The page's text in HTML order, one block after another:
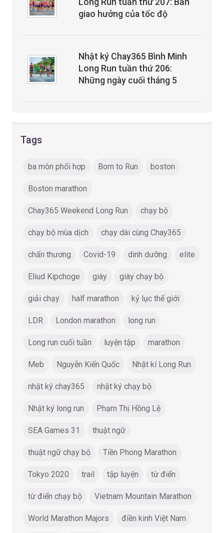
giao hưởng của tốc độ
Nhật ký Chay365 Bình Minh
Long Run tuần thứ 206:
Những ngày cuối tháng 5
Tags
ba môn phối hợp Born to Run boston
Boston marathon
Chay365 Weekend Long Run chạy bộ
chạy bộ mùa dịch chạy dài cùng Chay365
chấn thương Covid-19 dinh dưỡng elite
Eliud Kipchoge giày giày chạy bộ
giải chạy half marathon kỷ lục thế giới
LDR London marathon long run
Long run cuối tuần luyện tập marathon
Meb Nguyễn Kiến Quốc Nhật kí Long Run
nhật ký chay365 nhật ký chạy bộ
Nhật ký long run Phạm Thị Hồng Lệ
SEA Games 31 thuật ngữ
thuật ngữ chạy bộ Tiền Phong Marathon
Tokyo 2020 trail tập luyện từ điển
từ điển chạy bộ Vietnam Mountain Marathon
World Marathon Majors điền kinh Việt Nam